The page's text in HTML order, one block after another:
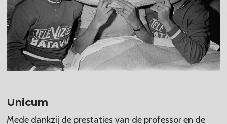
Unicum
Mede dankzij de prestaties van de professor en de